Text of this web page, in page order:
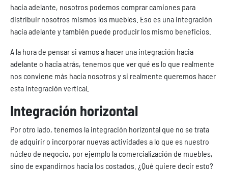
hacia adelante, nosotros podemos comprar camiones para
distribuir nosotros mismos los muebles. Eso es una integración
hacia adelante y también puede producir los mismo beneficios.
A la hora de pensar si vamos a hacer una integración hacia
adelante o hacia atrás, tenemos que ver qué es lo que realmente
nos conviene más hacia nosotros y si realmente queremos hacer
esta integración vertical.
Integración horizontal
Por otro lado, tenemos la integración horizontal que no se trata
de adquirir o incorporar nuevas actividades a lo que es nuestro
núcleo de negocio, por ejemplo la comercialización de muebles,
sino de expandirnos hacia los costados. ¿Qué quiere decir esto?